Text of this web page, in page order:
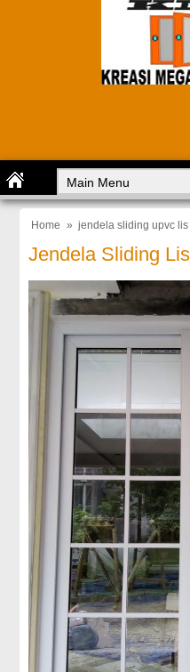
Home » jendela sliding upvc lis
Jendela Sliding